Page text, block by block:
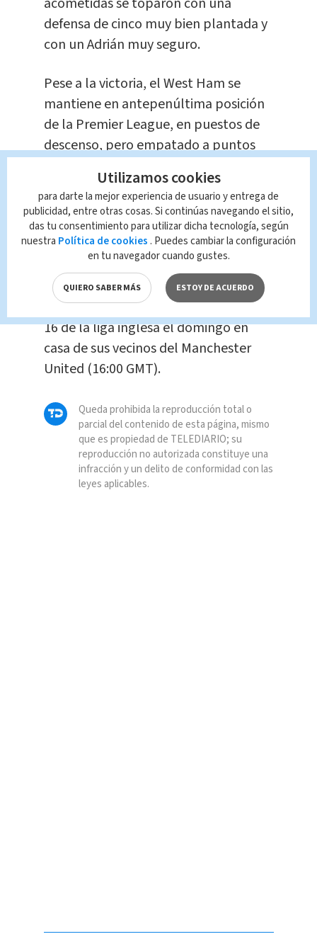
defensa de cinco muy bien plantada y
con un Adrián muy seguro.
Pese a la victoria, el West Ham se
mantiene en antepenúltima posición
de la Premier League, en puestos de
descenso, pero empatado a puntos
enfrenta este sábado (15:00 GMT) con
otro necesitado, el Swansea,
penúltimo.
Los hombres de Antonio Conte, por su
parte, siguen a 14 puntos del líder, el
Manchester City, que cierran la jornada
16 de la liga inglesa el domingo en
casa de sus vecinos del Manchester
United (16:00 GMT).
Queda prohibida la reproducción total o
parcial del contenido de esta página, mismo
que es propiedad de TELEDIARIO; su
reproducción no autorizada constituye una
infracción y un delito de conformidad con las
leyes aplicables.
Utilizamos cookies
para darte la mejor experiencia de usuario y entrega de
publicidad, entre otras cosas. Si continúas navegando el sitio,
das tu consentimiento para utilizar dicha tecnología, según
nuestra Política de cookies . Puedes cambiar la configuración
en tu navegador cuando gustes.
QUIERO SABER MÁS ESTOY DE ACUERDO